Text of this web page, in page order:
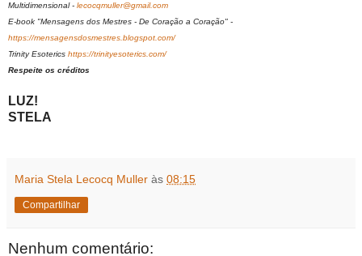
Multidimensional - lecocqmuller@gmail.com
E-book "Mensagens dos Mestres - De Coração a Coração" -
https://mensagensdosmestres.blogspot.com/
Trinity Esoterics https://trinityesoterics.com/
Respeite os créditos
LUZ!
STELA
Maria Stela Lecocq Muller às 08:15
Compartilhar
Nenhum comentário: